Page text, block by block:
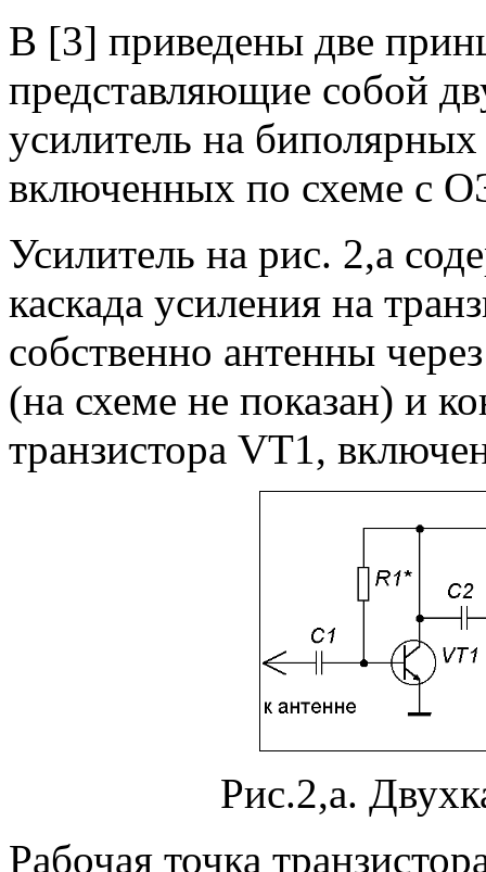
В [3] приведены две
представляющие собой
усилитель на
включенных по схеме с
Усилитель на рис. 2,а
каскада усиления на
собственно антенны
(на схеме не показан) и
транзистора VT1,
Рис.2,а.
Рабочая точка